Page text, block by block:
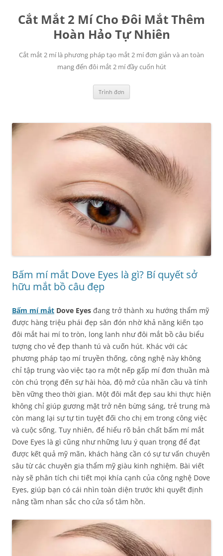
nội
dung
Cắt Mắt 2 Mí Cho Đôi Mắt Thêm
Hoàn Hảo Tự Nhiên
Cắt mắt 2 mí là phương pháp tạo mắt 2 mí đơn giản và an toàn
mang đến đôi mắt 2 mí đầy cuốn hút
Trình đơn
Bấm mí mắt Dove Eyes là gì? Bí quyết sở
hữu mắt bồ câu đẹp
Bấm mí mắt Dove Eyes đang trở thành xu hướng thẩm mỹ
được hàng triệu phái đẹp săn đón nhờ khả năng kiến tạo
đôi mắt hai mí to tròn, long lanh như đôi mắt bồ câu biểu
tượng cho vẻ đẹp thanh tú và cuốn hút. Khác với các
phương pháp tạo mí truyền thống, công nghệ này không
chỉ tập trung vào việc tạo ra một nếp gấp mí đơn thuần mà
còn chú trọng đến sự hài hòa, độ mở của nhãn cầu và tính
bền vững theo thời gian. Một đôi mắt đẹp sau khi thực hiện
không chỉ giúp gương mặt trở nên bừng sáng, trẻ trung mà
còn mang lại sự tự tin tuyệt đối cho chị em trong công việc
và cuộc sống. Tuy nhiên, để hiểu rõ bản chất bấm mí mắt
Dove Eyes là gì cũng như những lưu ý quan trọng để đạt
được kết quả mỹ mãn, khách hàng cần có sự tư vấn chuyên
sâu từ các chuyên gia thẩm mỹ giàu kinh nghiệm. Bài viết
này sẽ phân tích chi tiết mọi khía cạnh của công nghệ Dove
Eyes, giúp bạn có cái nhìn toàn diện trước khi quyết định
nâng tầm nhan sắc cho cửa sổ tâm hồn.